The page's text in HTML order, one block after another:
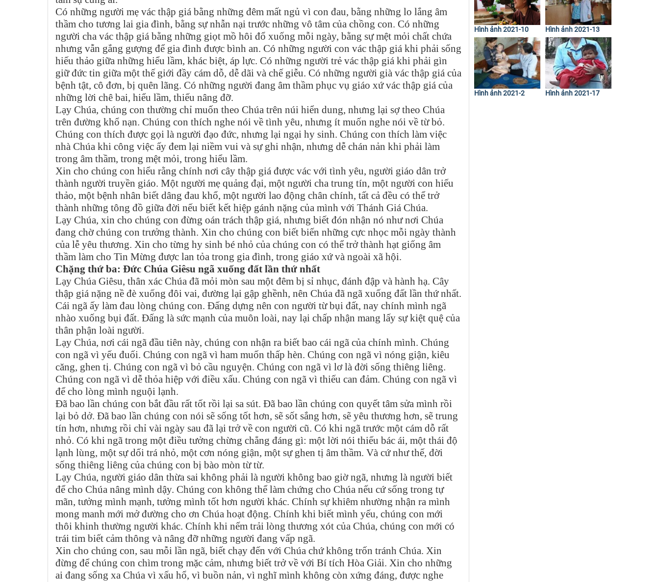
Có những người mẹ vác thập giá bằng những đêm mất ngủ vì con đau, bằng những lo lắng âm
thầm cho tương lai gia đình, bằng sự nhẫn nại trước những vô tâm của chồng con. Có những
người cha vác thập giá bằng những giọt mồ hôi đổ xuống mỗi ngày, bằng sự mệt mỏi chất chứa
nhưng vẫn gắng gượng để gia đình được bình an. Có những người con vác thập giá khi phải sống
hiếu thảo giữa những hiểu lầm, khác biệt, áp lực. Có những người trẻ vác thập giá khi phải gìn
giữ đức tin giữa một thế giới đầy cám dỗ, dễ dãi và chế giễu. Có những người già vác thập giá của
bệnh tật, cô đơn, bị quên lãng. Có những người đang âm thầm phục vụ giáo xứ vác thập giá của
những lời chê bai, hiểu lầm, thiếu nâng đỡ.
Lạy Chúa, chúng con thường chỉ muốn theo Chúa trên núi hiển dung, nhưng lại sợ theo Chúa
trên đường khổ nạn. Chúng con thích nghe nói về tình yêu, nhưng ít muốn nghe nói về từ bỏ.
Chúng con thích được gọi là người đạo đức, nhưng lại ngại hy sinh. Chúng con thích làm việc
nhà Chúa khi công việc ấy đem lại niềm vui và sự ghi nhận, nhưng dễ chán nản khi phải làm
trong âm thầm, trong mệt mỏi, trong hiểu lầm.
Xin cho chúng con hiểu rằng chính nơi cây thập giá được vác với tình yêu, người giáo dân trở
thành người truyền giáo. Một người mẹ quảng đại, một người cha trung tín, một người con hiếu
thảo, một bệnh nhân biết dâng đau khổ, một người lao động chân chính, tất cả đều có thể trở
thành những tông đồ giữa đời nếu biết kết hiệp gánh nặng của mình với Thánh Giá Chúa.
Lạy Chúa, xin cho chúng con đừng oán trách thập giá, nhưng biết đón nhận nó như nơi Chúa
đang chờ chúng con trưởng thành. Xin cho chúng con biết biến những cực nhọc mỗi ngày thành
của lễ yêu thương. Xin cho từng hy sinh bé nhỏ của chúng con có thể trở thành hạt giống âm
thầm làm cho Tin Mừng được lan tỏa trong gia đình, trong giáo xứ và ngoài xã hội.
Chặng thứ ba: Đức Chúa Giêsu ngã xuống đất lần thứ nhất
Lạy Chúa Giêsu, thân xác Chúa đã mỏi mòn sau một đêm bị sỉ nhục, đánh đập và hành hạ. Cây
thập giá nặng nề đè xuống đôi vai, đường lại gập ghềnh, nên Chúa đã ngã xuống đất lần thứ nhất.
Cái ngã ấy làm đau lòng chúng con. Đấng dựng nên con người từ bụi đất, nay chính mình ngã
nhào xuống bụi đất. Đấng là sức mạnh của muôn loài, nay lại chấp nhận mang lấy sự kiệt quệ của
thân phận loài người.
Lạy Chúa, nơi cái ngã đầu tiên này, chúng con nhận ra biết bao cái ngã của chính mình. Chúng
con ngã vì yếu đuối. Chúng con ngã vì ham muốn thấp hèn. Chúng con ngã vì nóng giận, kiêu
căng, ghen tị. Chúng con ngã vì bỏ cầu nguyện. Chúng con ngã vì lơ là đời sống thiêng liêng.
Chúng con ngã vì dễ thỏa hiệp với điều xấu. Chúng con ngã vì thiếu can đảm. Chúng con ngã vì
để cho lòng mình nguội lạnh.
Đã bao lần chúng con bắt đầu rất tốt rồi lại sa sút. Đã bao lần chúng con quyết tâm sửa mình rồi
lại bỏ dở. Đã bao lần chúng con nói sẽ sống tốt hơn, sẽ sốt sắng hơn, sẽ yêu thương hơn, sẽ trung
tín hơn, nhưng rồi chỉ vài ngày sau đã lại trở về con người cũ. Có khi ngã trước một cám dỗ rất
nhỏ. Có khi ngã trong một điều tưởng chừng chẳng đáng gì: một lời nói thiếu bác ái, một thái độ
lạnh lùng, một sự dối trá nhỏ, một cơn nóng giận, một sự ghen tị âm thầm. Và cứ như thế, đời
sống thiêng liêng của chúng con bị bào mòn từ từ.
Lạy Chúa, người giáo dân thừa sai không phải là người không bao giờ ngã, nhưng là người biết
để cho Chúa nâng mình dậy. Chúng con không thể làm chứng cho Chúa nếu cứ sống trong tự
mãn, tưởng mình mạnh, tưởng mình tốt hơn người khác. Chính sự khiêm nhường nhận ra mình
mong manh mới mở đường cho ơn Chúa hoạt động. Chính khi biết mình yếu, chúng con mới
thôi khinh thường người khác. Chính khi nếm trải lòng thương xót của Chúa, chúng con mới có
trái tim biết cảm thông và nâng đỡ những người đang vấp ngã.
Xin cho chúng con, sau mỗi lần ngã, biết chạy đến với Chúa chứ không trốn tránh Chúa. Xin
đừng để chúng con chìm trong mặc cảm, nhưng biết trở về với Bí tích Hòa Giải. Xin cho những
ai đang sống xa Chúa vì xấu hổ, vì buồn nản, vì nghĩ mình không còn xứng đáng, được nghe
Hình ảnh 2021-10 Hình ảnh 2021-13
Hình ảnh 2021-2 Hình ảnh 2021-17